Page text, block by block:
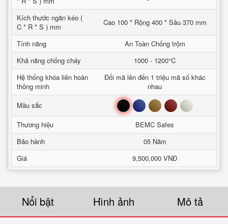
Kích thước ngăn kéo (
C * R * S ) mm
Cao 100 * Rộng 400 * Sâu 370 mm
Tính năng
An Toàn Chống trộm
Khả năng chống cháy
1000 - 1200°C
Hệ thống khóa liên hoàn
thông minh
Đổi mã lên đến 1 triệu mã số khác
nhau
Mầu sắc
Đen Xanh Nâu Đỏ Trắng
Thương hiệu
BEMC Safes
Bảo hành
05 Năm
Giá
9,500,000 VNĐ
Nổi bật Hình ảnh Mô tả